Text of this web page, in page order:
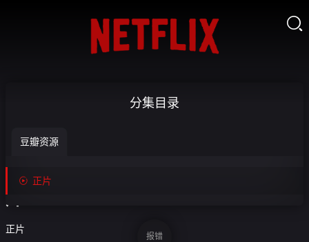

顿-
正
片
正片

藏
分集目录
豆瓣资源
 正片
报错